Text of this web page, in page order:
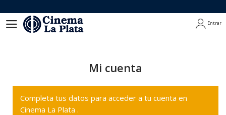
Entrar
Mi cuenta
Completa tus datos para acceder a tu cuenta en
Cinema La Plata .